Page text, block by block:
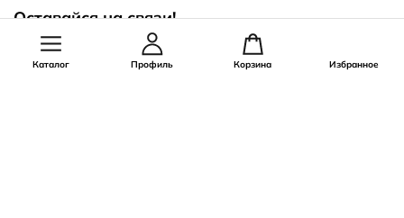
Каталог Профиль Корзина Избранное
Оставайся на связи!